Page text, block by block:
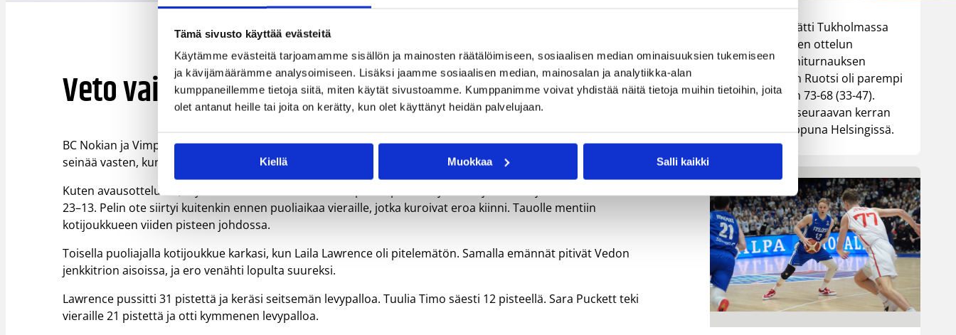
Tämä sivusto käyttää evästeitä
Käytämme evästeitä tarjoamamme sisällön ja mainosten räätälöimiseen, sosiaalisen median ominaisuuksien tukemiseen
ja kävijämäärämme analysoimiseen. Lisäksi jaamme sosiaalisen median, mainosalan ja analytiikka-alan
kumppaneillemme tietoja siitä, miten käytät sivustoamme. Kumppanimme voivat yhdistää näitä tietoja muihin tietoihin, joita
olet antanut heille tai joita on kerätty, kun olet käyttänyt heidän palvelujaan.
Kiellä Muokkaa Salli kaikki
Veto vaikeuksissa
BC Nokian ja Vimpelin Vedon ottelusarja siirtyi Nokialle. Ennakkosuosikkina sarjaan lähtenyt ViVe on nyt selkä
seinää vasten, kun BC Nokia voitti ottelun 92–65 ja siirtyi 2–0-johtoon.
Kuten avausottelussa, myös tänään BC Nokian alku oli parempi. Avausjakso kirjattiin kotijoukkueelle lukemin
23–13. Pelin ote siirtyi kuitenkin ennen puoliaikaa vieraille, jotka kuroivat eroa kiinni. Tauolle mentiin
kotijoukkueen viiden pisteen johdossa.
Toisella puoliajalla kotijoukkue karkasi, kun Laila Lawrence oli pitelemätön. Samalla emännät pitivät Vedon
jenkkitrion aisoissa, ja ero venähti lopulta suureksi.
Lawrence pussitti 31 pistettä ja keräsi seitsemän levypalloa. Tuulia Timo säesti 12 pisteellä. Sara Puckett teki
vieraille 21 pistettä ja otti kymmenen levypalloa.
Susiladies päätti Tukholmassa
pelatun kahden ottelun
mittaisen miniturnauksen
tappioon, kun Ruotsi oli parempi
loppulukemin 73-68 (33-47).
Suomi pelaa seuraavan kerran
ensi viikonloppuna Helsingissä.